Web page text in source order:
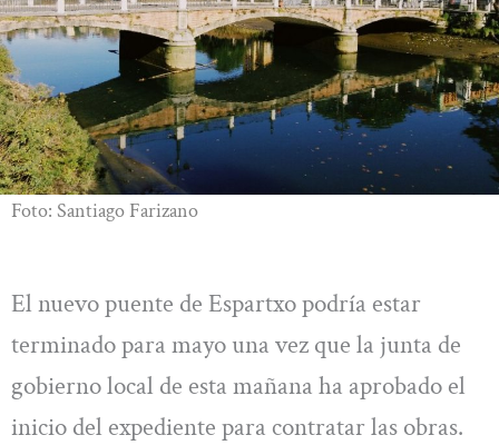
Foto: Santiago Farizano
El nuevo puente de Espartxo podría estar
terminado para mayo una vez que la junta de
gobierno local de esta mañana ha aprobado el
inicio del expediente para contratar las obras.